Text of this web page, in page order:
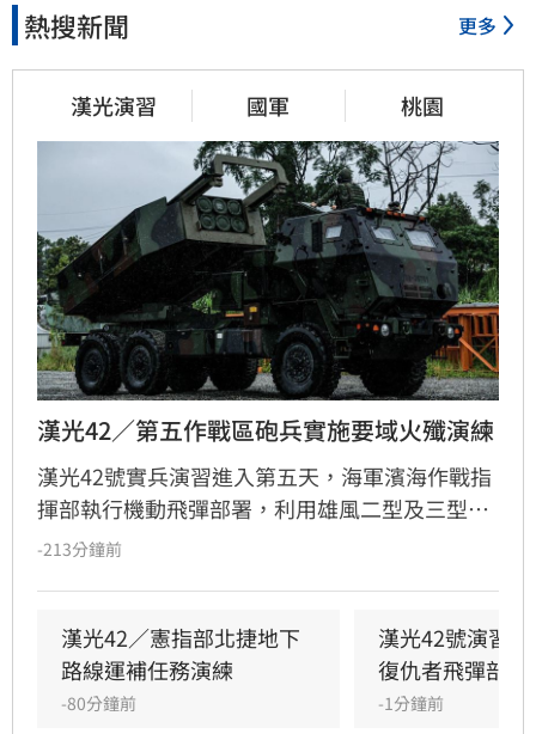
熱搜新聞 更多
漢光演習 國軍 桃園
漢光42／第五作戰區砲兵實施要域火殲演練
漢光42號實兵演習進入第五天，海軍濱海作戰指
揮部執行機動飛彈部署，利用雄風二型及三型飛
彈扼控關鍵海域；第五作戰區實施「要域火殲」
援，在風雨中迅速抵達戰術位置，展現高機動性
與精準遠程打擊力。
-213分鐘前
漢光42／憲指部北捷地下
路線運補任務演練
-80分鐘前
漢光42號演習
復仇者飛彈部隊
-1分鐘前